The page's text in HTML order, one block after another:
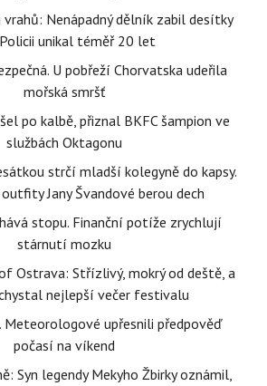
vrahů: Nenápadný dělník zabil desítky
unikal téměř 20 let
U pobřeží Chorvatska udeřila
mořská smršť
po kalbě, přiznal BKFC šampion ve
službách Oktagonu
strčí mladší kolegyně do kapsy.
Jany Švandové berou dech
stopu. Finanční potíže zrychlují
stárnutí mozku
Ostrava: Střízlivý, mokrý od deště, a
nejlepší večer festivalu
Meteorologové upřesnili předpověď
počasí na víkend
Syn legendy Mekyho Žbirky oznámil,